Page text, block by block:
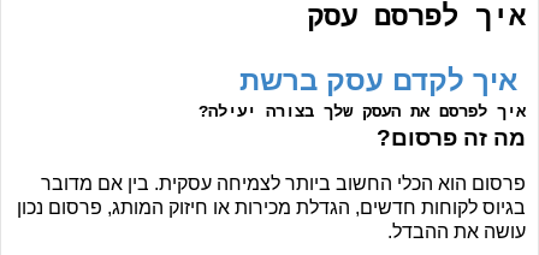
איך לפרסם עסק
איך לקדם עסק ברשת
איך לפרסם את העסק שלך בצורה יעילה?
מה זה פרסום?
פרסום הוא הכלי החשוב ביותר לצמיחה עסקית. בין אם מדובר
בגיוס לקוחות חדשים, הגדלת מכירות או חיזוק המותג, פרסום נכון
עושה את ההבדל.